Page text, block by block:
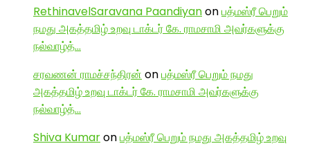
RethinavelSaravana Paandiyanonபத்மஸ்ரீ பெறும்
நமது அகத்தமிழ் உறவு டாக்டர் கே. ராமசாமி அவர்களுக்கு
நல்வாழ்த்…
சரவணன் ராமச்சந்திரன் onபத்மஸ்ரீ பெறும் நமது
அகத்தமிழ் உறவு டாக்டர் கே. ராமசாமி அவர்களுக்கு
நல்வாழ்த்…
Shiva Kumaronபத்மஸ்ரீ பெறும் நமது அகத்தமிழ் உறவு